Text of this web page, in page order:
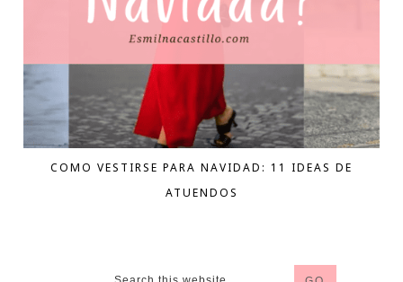
COMO VESTIRSE PARA NAVIDAD: 11 IDEAS DE
ATUENDOS